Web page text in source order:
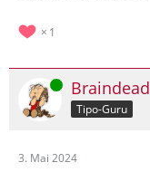
1
Online Braindead
Tipo-Guru
3. Mai 2024